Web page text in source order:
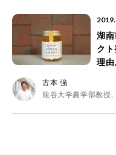
湖南
ク
理由
古本 強
龍谷大学農学部教授